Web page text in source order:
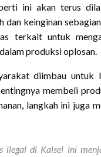
ini akan terus
dan keinginan
terkait untuk
produksi oplosan.
diimbau
membeli
langkah ini juga
ilegal di Kalsel ini